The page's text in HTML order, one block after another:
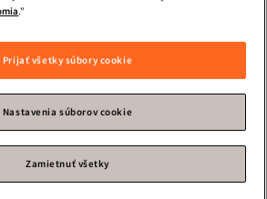
."
Prijať všetky súbory cookie
Nastavenia súborov cookie
Zamietnuť všetky